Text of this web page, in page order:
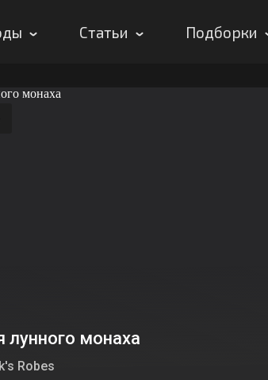
Статьи Подборки
лунного монаха
Robes